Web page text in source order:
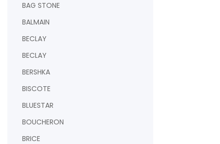
BAG STONE
BALMAIN
BECLAY
BECLAY
BERSHKA
BISCOTE
BLUESTAR
BOUCHERON
BRICE